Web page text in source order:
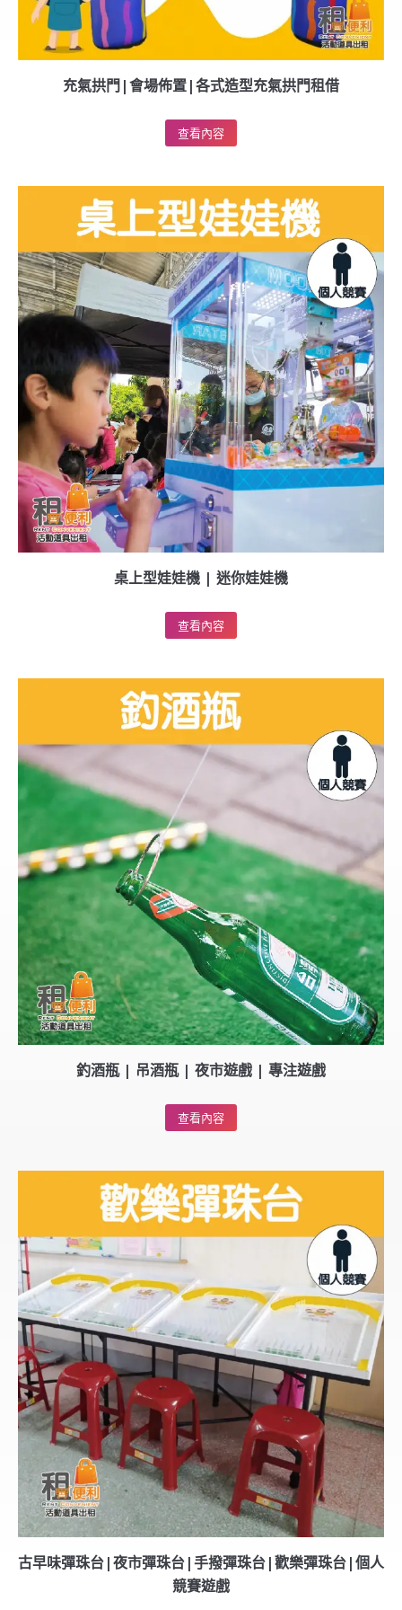
充氣拱門|會場佈置|各式造型充氣拱門租借
查看內容
桌上型娃娃機 | 迷你娃娃機
查看內容
釣酒瓶 | 吊酒瓶 | 夜市遊戲 | 專注遊戲
查看內容
古早味彈珠台|夜市彈珠台|手撥彈珠台|歡樂彈珠台|個人
競賽遊戲